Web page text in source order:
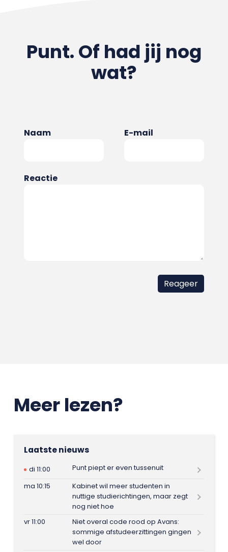
Punt. Of had jij nog
wat?
Naam E-mail
Reactie
Meer lezen?
Laatste nieuws
di 11:00
Punt piept er even tussenuit
ma 10:15
Kabinet wil meer studenten in
nuttige studierichtingen, maar zegt
nog niet hoe
vr 11:00
Niet overal code rood op Avans:
sommige afstudeerzittingen gingen
wel door